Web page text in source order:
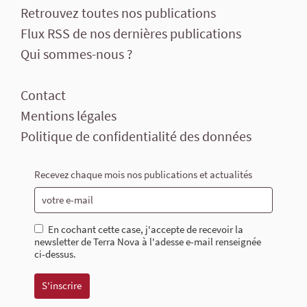
Retrouvez toutes nos publications
Flux RSS de nos dernières publications
Qui sommes-nous ?
Contact
Mentions légales
Politique de confidentialité des données
Recevez chaque mois nos publications et actualités
En cochant cette case, j'accepte de recevoir la
newsletter de Terra Nova à l'adesse e-mail renseignée
ci-dessus.